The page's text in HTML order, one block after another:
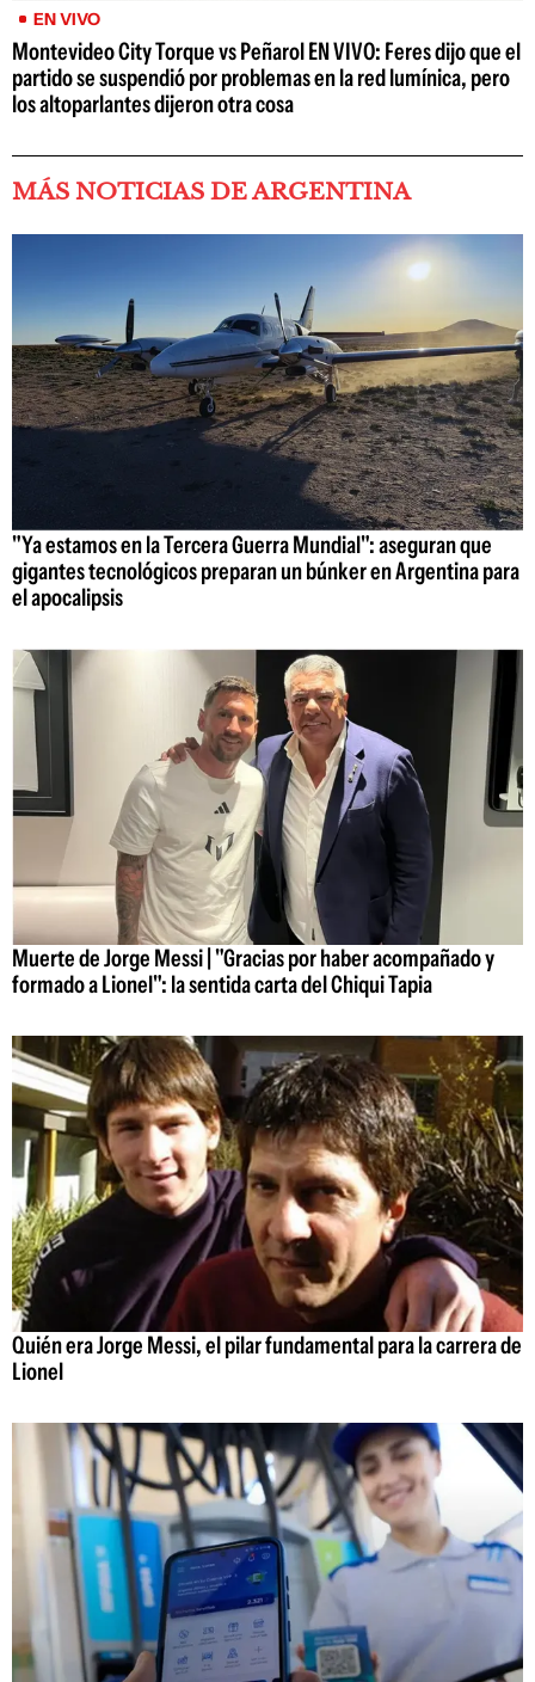
EN VIVO
Montevideo City Torque vs Peñarol EN VIVO: Feres dijo que el
partido se suspendió por problemas en la red lumínica, pero
los altoparlantes dijeron otra cosa
MÁS NOTICIAS DE ARGENTINA
"Ya estamos en la Tercera Guerra Mundial": aseguran que
gigantes tecnológicos preparan un búnker en Argentina para
el apocalipsis
Muerte de Jorge Messi | "Gracias por haber acompañado y
formado a Lionel": la sentida carta del Chiqui Tapia
Quién era Jorge Messi, el pilar fundamental para la carrera de
Lionel